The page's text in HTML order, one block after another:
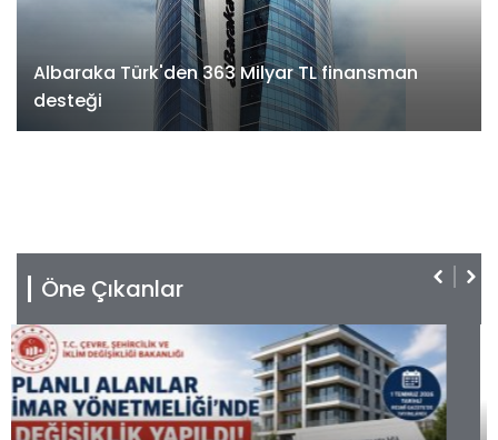
Albaraka Türk'den 363 Milyar TL finansman
desteği
Öne Çıkanlar